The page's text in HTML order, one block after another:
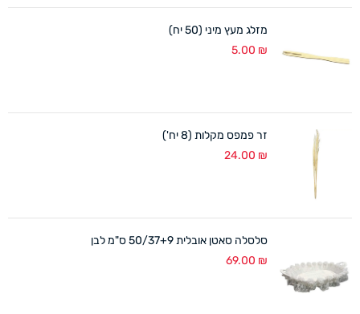
מזלג מעץ מיני (50 יח)
5.00 ₪
זר פמפס מקלות (8 יח')
24.00 ₪
סלסלה סאטן אובלית 50/37+9 ס"מ לבן
69.00 ₪